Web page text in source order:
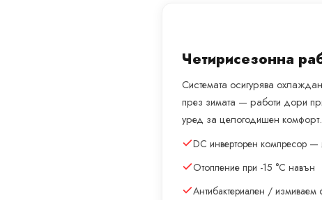
Четирисезонна
Системата осигурява
през зимата — работи дори
уред за целогодишен комфорт.
DC инверторен компресор —
Отопление при -15 °C навън
Антибактериален / измиваем